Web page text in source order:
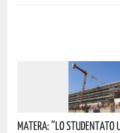
Matera: “Lo Studentato